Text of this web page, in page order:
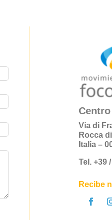
Via di
Rocca
Italia –
Tel. +39
Recibe